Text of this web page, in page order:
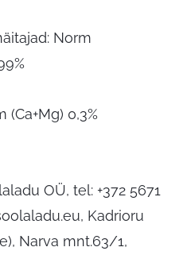
Norm
0,3%
OÜ, tel: +372 5671
, Kadrioru
Narva mnt.63/1,